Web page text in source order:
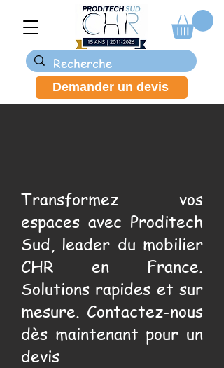
Demander un devis
Transformez vos
espaces avec Proditech
Sud, leader du mobilier
CHR en France.
Solutions rapides et sur
mesure. Contactez-nous
dès maintenant pour un
devis